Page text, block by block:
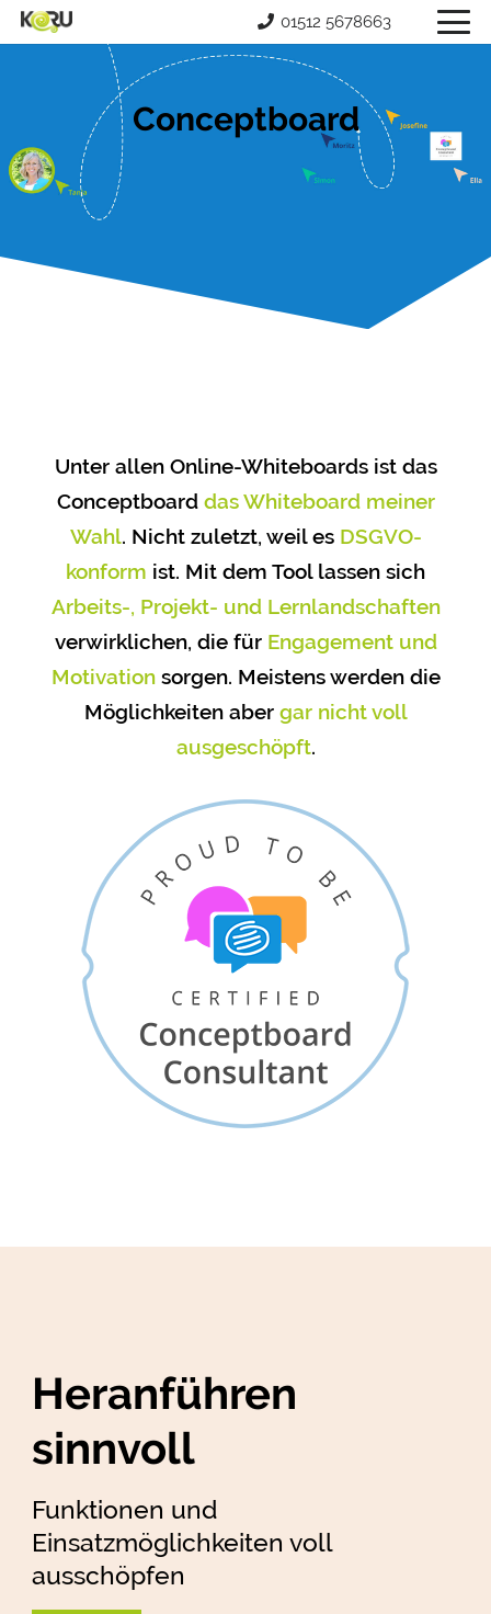
01512 5678663
Conceptboard
Unter allen Online-Whiteboards ist das
Conceptboard das Whiteboard meiner
Wahl. Nicht zuletzt, weil es DSGVO-
konform ist. Mit dem Tool lassen sich
Arbeits-, Projekt- und Lernlandschaften
verwirklichen, die für Engagement und
Motivationsorgen. Meistens werden die
Möglichkeiten aber gar nicht voll
ausgeschöpft.
Heranführen
sinnvoll
Funktionen und
Einsatzmöglichkeiten voll
ausschöpfen